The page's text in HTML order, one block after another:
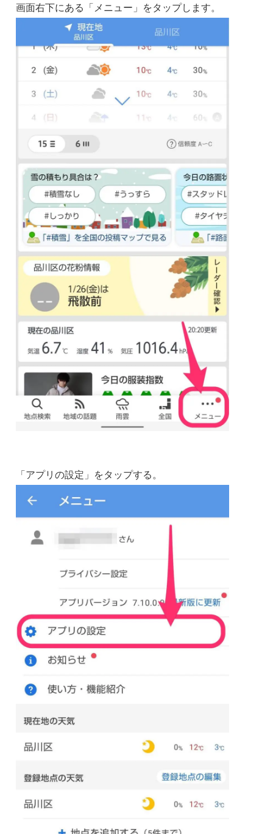
画面右下にある「メニュー」をタップします。
「アプリの設定」をタップする。